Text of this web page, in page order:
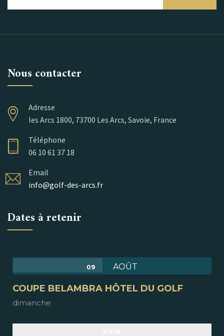
Nous contacter
Adresse
les Arcs 1800, 73700 Les Arcs, Savoie, France
Téléphone
06 10 61 37 18
Email
info@golf-des-arcs.fr
Dates à retenir
09 AOÛT
COUPE BELAMBRA HÔTEL DU GOLF
dimanche